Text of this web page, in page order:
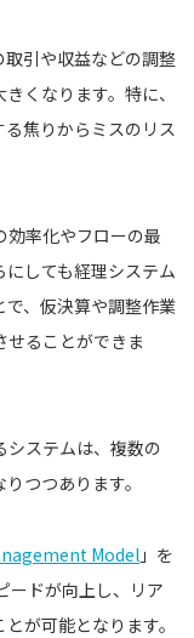
引や収益などの調整
くなります。特に、
焦りからミスのリス
効率化やフローの最
しても経理システム
、仮決算や調整作業
せることができま
システムは、複数の
つつあります。
Model 」を
ードが向上し、リア
が可能となります。